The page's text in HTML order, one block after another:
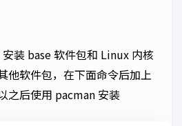
装 base 软件包和 Linux 内核
他软件包，在下面命令后加上
之后使用 pacman 安装